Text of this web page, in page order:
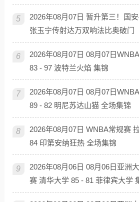
5
2026年08月07日 暂升第三！国
张玉宁传射达万双响法比奥破门
6
2026年08月07日 08月07日
83 - 97 波特兰火焰 集锦
7
2026年08月07日 08月07日
89 - 82 明尼苏达山猫 全场集锦
8
2026年08月07日 WNBA常规赛
84 印第安纳狂热 全场集锦
9
2026年08月06日 08月06日亚洲
赛 清华大学 85 - 81 菲律宾大学